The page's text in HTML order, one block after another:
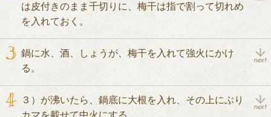
は皮付きのまま千切りに、梅干は指で割って切れめ
を入れておく。
鍋に水、酒、しょうが、梅干を入れて強火にかけ
る。
３）が沸いたら、鍋底に大根を入れ、その上にぶり
カマを載せて中火にする。